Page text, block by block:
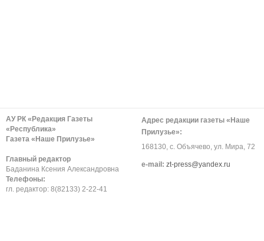
АУ РК «Редакция Газеты
«Республика»
Газета «Наше Прилузье»
Главный редактор
Баданина Ксения Александровна
Телефоны:
гл. редактор: 8(82133) 2-22-41
Адрес редакции газеты «Наше
Прилузье»:
168130, с. Объячево, ул. Мира, 72
е-mail: zt-press@yandex.ru